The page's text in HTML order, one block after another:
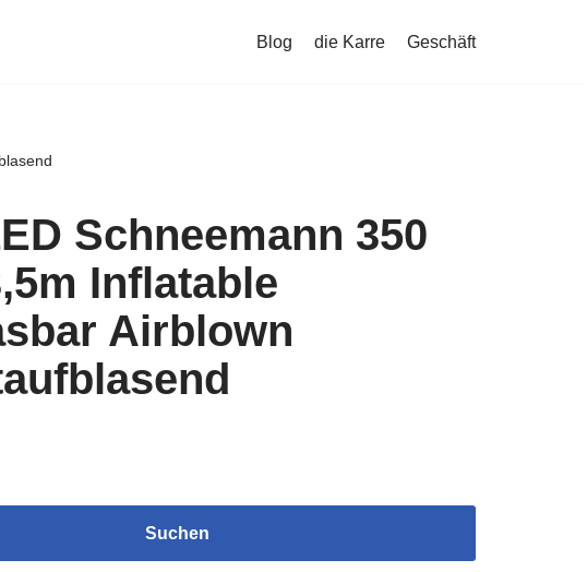
Blog die Karre Geschäft
Schneemann 350
Inflatable
Airblown
Suchen